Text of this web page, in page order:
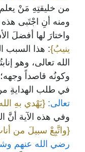
من خليقتِهِ مَنْ يعلم
ومنه أنِ اجْتَبى
واختارَ لها أفضلَ
ينيبُ}: هذا السبب
الله تعالى، وهو
وكونُه قاصداً
في طلب الهدايةِ
تعالى: {يَهْدي بهِ
وفي هذه الآية أنَّ
{واتَّبِعْ سبيلَ من
رضي الله عنهم